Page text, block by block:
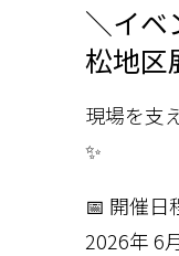
＼イベ
松地区
現場を支
✨
📅 開催日
2026年 6